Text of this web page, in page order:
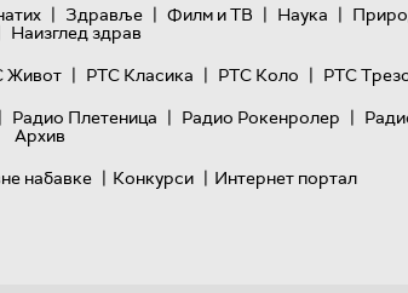
| Здравље | Филм и ТВ | Наука |
Наизглед здрав
Живот | РТС Класика | РТС Коло | РТС
| Радио Плетеница | Радио Рокенролер |
Архив
набавке | Конкурси | Интернет портал